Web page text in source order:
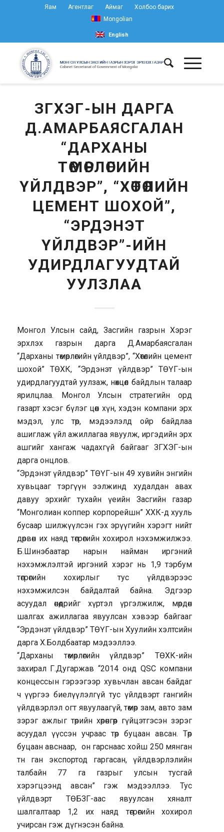
Яам Агентлаг Аймаг
Холбоо барих
Mongolian
English
ЗГХЭГ-ЫН ДАРГА
Д.АМАРБАЯСГАЛАН
“ДАРХАНЫ
ТӨМӨРЛӨГИЙН
ҮЙЛДВЭР”, “ХӨТӨЛИЙН
ЦЕМЕНТ ШОХОЙ”,
“ЭРДЭНЭТ
ҮЙЛДВЭР”-ИЙН
УДИРДЛАГУУДТАЙ
УУЛЗЛАА
Монгол Улсын сайд, Засгийн газрын Хэрэг
эрхлэх газрын дарга Д.Амарбаясгалан
“Дарханы төмөрлөгийн үйлдвэр”, “Хөтөлийн цемент
шохой” ТӨХК, “Эрдэнэт үйлдвэр” ТӨҮГ-ын
удирдлагуудтай уулзаж, нөхцөл байдлын талаар
ярилцлаа. Монгол Улсын стратегийн орд
газарт хэсэг бүлэг цөөн хүн, хэдэн компани эрх
мэдэл, улс төр, мэдээлэлд ойр байдлаа
ашиглаж үйл ажиллагаа явуулж, иргэдийн эрх
ашгийг хангаж чадахгүй байгааг ЗГХЭГ-ын
дарга онцлов.
“Эрдэнэт үйлдвэр” ТӨҮГ-ын 49 хувийн энгийн
хувьцааг тэргүүн ээлжинд худалдан авах
давуу эрхийг тухайн үеийн Засгийн газар
“Монголиан коппер корпорейшн” ХХК-д хууль
бусаар шилжүүлсэн гэх эрүүгийн хэрэгт нийт
дөрвөн их наяд төгрөгийн хохирол нэхэмжилжээ.
Б.Шинэбаатар нарын найман иргэний
нэхэмжлэлтэй иргэний хэрэг нь 1,9 тэрбум
төгрөгийн хохирлыг тус үйлдвэрээс
нэхэмжилсэн байдалтай байна. Эдгээр
асуудал өнөөдрийг хүртэл үргэлжилж, мөрдөн
шалгах ажиллагаа явуулсан хэвээр байгааг
“Эрдэнэт үйлдвэр” ТӨҮГ-ын Хуулийн хэлтсийн
дарга Х.Болдбаатар мэдээллээ.
“Дарханы төмөрлөгийн үйлдвэр” ТӨХК-ийн
захирал Г.Дугаржав “2014 онд QSC компани
концессын гэрээгээр хувьчлан авсан байдаг
ч үүргээ биелүүлэлгүй тус үйлдвэрт гангийн
үйлдвэрлэл огт явуулаагүй, төмөр зам, авто зам
зэрэг ажлыг төрийн хөрөнгөөр гүйцэтгэсэн зэрэг
асуудал үүссэн учраас төр буцаан авсан. Төр
буцаан авснаар, он гарснаас хойш 250 мянган
тн ган экспортод гаргасан, үйлдвэрлэлийн
талбайн 77 га газрыг улсын тусгай
хэрэгцээнд авсан” гэж мэдээллээ. Тус
үйлдвэрт ТӨБЗГ-аас явуулсан хяналт
шалгалтаар 1,2 их наяд төгрөгийн хохирол
учирсан гэж дүгнэсэн байна.